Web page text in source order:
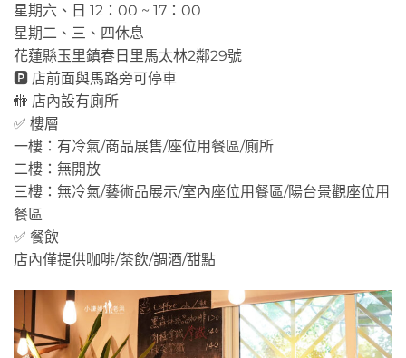
星期六、日 12：00 ~ 17：00
星期二、三、四休息
花蓮縣玉里鎮春日里馬太林2鄰29號
🅿️ 店前面與馬路旁可停車
🚻 店內設有廁所
✅ 樓層
一樓：有冷氣/商品展售/座位用餐區/廁所
二樓：無開放
三樓：無冷氣/藝術品展示/室內座位用餐區/陽台景觀座位用
餐區
✅ 餐飲
店內僅提供咖啡/茶飲/調酒/甜點